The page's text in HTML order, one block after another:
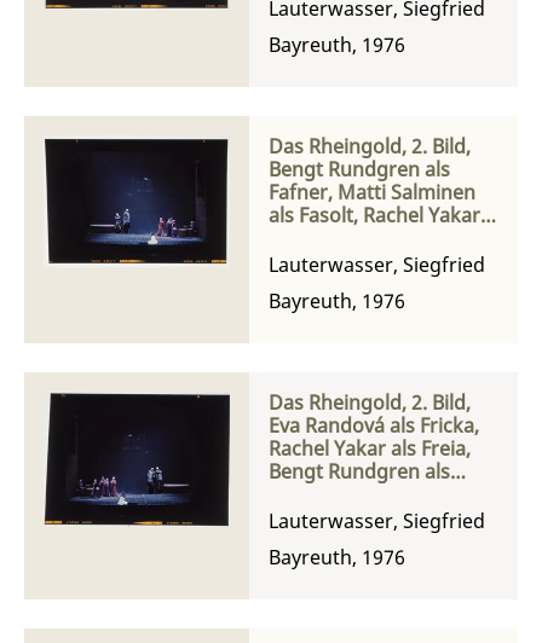
Lauterwasser, Siegfried
Bayreuth, 1976
Das Rheingold, 2. Bild,
Bengt Rundgren als
Fafner, Matti Salminen
als Fasolt, Rachel Yakar
McIntyre als Wotan
Lauterwasser, Siegfried
Bayreuth, 1976
Das Rheingold, 2. Bild,
Eva Randová als Fricka,
Rachel Yakar als Freia,
Bengt Rundgren als
Salminen als Fasolt
Lauterwasser, Siegfried
Bayreuth, 1976